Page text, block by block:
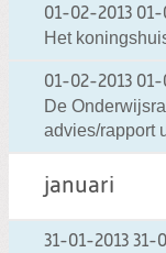
01-02-2013 01-
Het
01-02-2013 01-
De
advies/rapport
januari
31-01-2013 31-